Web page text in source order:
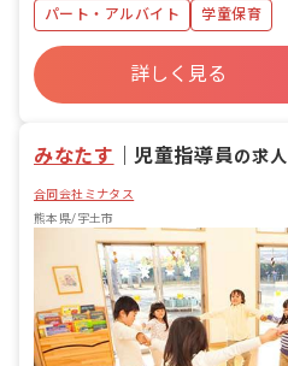
パート・アルバイト 学童保育
詳しく見る
みなたす ｜児童指導員の求人
合同会社ミナタス
熊本県/宇土市